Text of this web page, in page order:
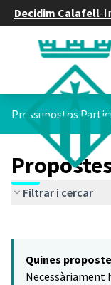
Decidim Calafell-
Pressupostos
Filtrar i cercar
−
Quines
Necessàriament